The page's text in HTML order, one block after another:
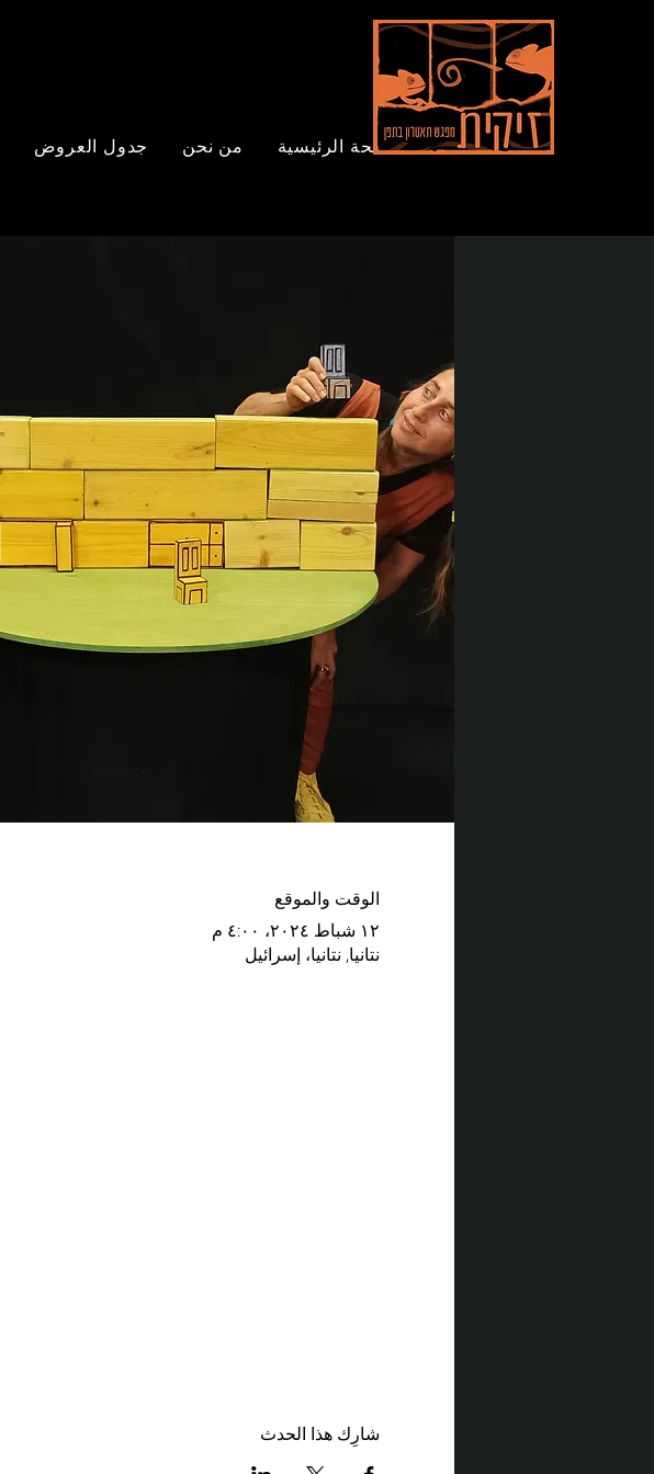
الصفحة الرئيسية من نحن جدول العروض
الوقت والموقع
١٢ شباط ٢٠٢٤، ٤:٠٠ م
نتانيا, نتانيا، إسرائيل
شارِك هذا الحدث